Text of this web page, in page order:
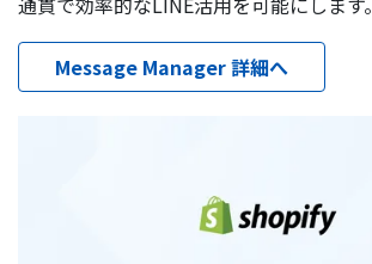
Message Manager 詳細へ